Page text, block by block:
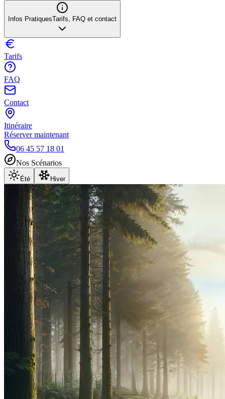
Infos PratiquesTarifs, FAQ et contact
Tarifs
FAQ
Contact
Itinéraire
Réserver maintenant
06 45 57 18 01
Nos Scénarios
Été Hiver